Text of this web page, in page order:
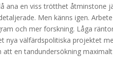
ana en viss trötthet åtminstone
Men känns igen.
och mer forskning. Låga
nya välfärdspolitiska projektet
att en tandundersökning